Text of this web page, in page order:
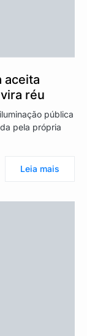
aceita
réu
pública
pela própria
Leia mais